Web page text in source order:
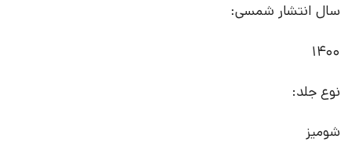
سال انتشار شمسی:
1400
نوع جلد:
شومیز